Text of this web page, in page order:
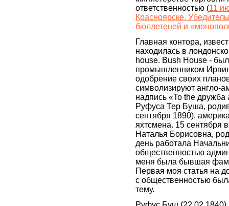
ответственностью (11
Красноярске.
бюллетеней и
Главная контора,
находилась в
house. Bush House -
промышленником
одобрение своих
символизируют англо-
надпись «To the
Руфуса Тер Буша,
сентября 1890),
яхтсмена. 15 сентября
Наталья Борисовна,
день работала
общественностью
меня была бывшая
Первая моя статья на
с общественностью
тему.